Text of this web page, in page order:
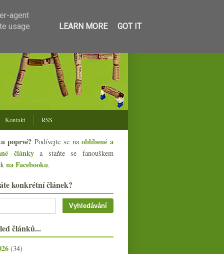
Kontakt RSS
poprvé? Podívejte se naoblíbené a
článkya staňte se fanouškem
na Facebooku.
konkrétní článek?
článků...
(34)
agent
usage
LEARN MORE GOT IT